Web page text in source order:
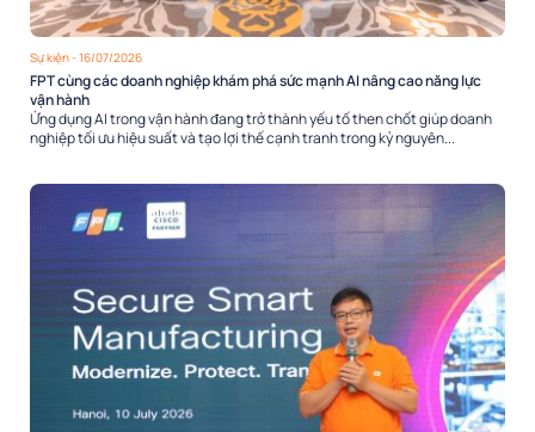
Sự kiện- 16/07/2026
FPT cùng các doanh nghiệp khám phá sức mạnh AI nâng cao năng lực
vận hành
Ứng dụng AI trong vận hành đang trở thành yếu tố then chốt giúp doanh
nghiệp tối ưu hiệu suất và tạo lợi thế cạnh tranh trong kỷ nguyên...